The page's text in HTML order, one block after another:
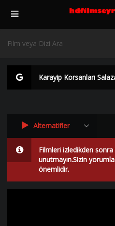
Karayip Korsanları Salazar’ın İntikamı
Alternatifler
Filmleri izledikden
unutmayın.Sizin
önemlidir.